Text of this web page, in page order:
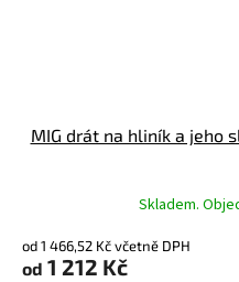
MIG drát na hliník a jeho
Skladem.
od 1 466,52 Kč včetně DPH
od 1 212 Kč